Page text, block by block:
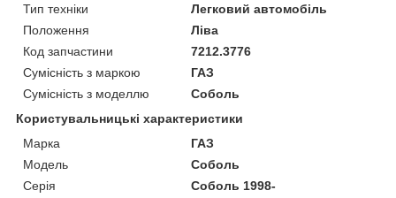
Тип техніки
Легковий автомобіль
Положення
Ліва
Код запчастини
7212.3776
Сумісність з маркою
ГАЗ
Сумісність з моделлю
Соболь
Користувальницькі характеристики
Марка
ГАЗ
Модель
Соболь
Серія
Соболь 1998-